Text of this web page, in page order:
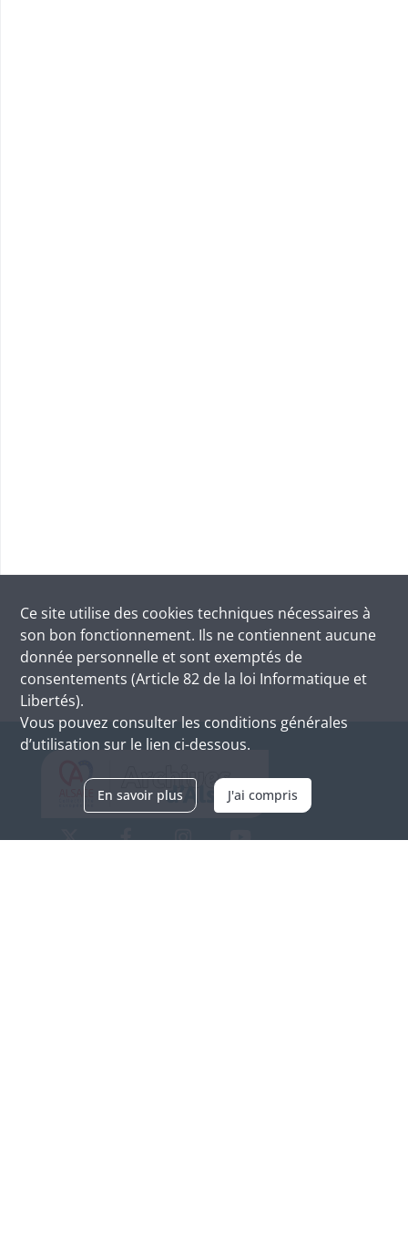
Ce site utilise des cookies techniques nécessaires à
son bon fonctionnement. Ils ne contiennent aucune
donnée personnelle et sont exemptés de
consentements (Article 82 de la loi Informatique et
Libertés).
Vous pouvez consulter les conditions générales
d’utilisation sur le lien ci-dessous.
En savoir plus J'ai compris